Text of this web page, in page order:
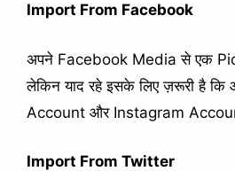
Import From Facebook
अपने Facebook Media से एक
लेकिन याद रहे इसके लिए ज़रूरी है
Account और Instagram Account
Import From Twitter